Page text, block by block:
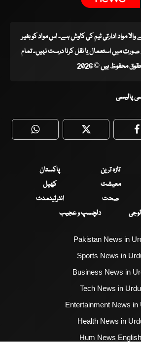
والا مواد ادارتی ٹیم کی کاوش ہے۔ اس مواد کو بغیر
میں استعمال یا نقل کرنا درست نہیں۔ تمام
محفوظ ہیں © 2026
پالیسی
WhatsApp Twitter
تازہ ترین
پاکستان
معیشت
کھیل
صحت
انٹرٹینمنٹ
دلچسپ و عجیب
Pakistan News in
Sports News in
Business News in
Tech News in Urdu
Entertainment News in
Health News in
Hum News English